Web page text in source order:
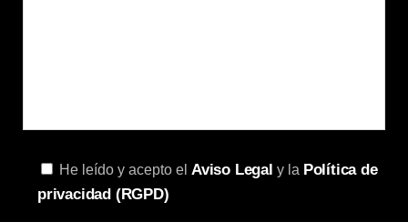
He leído y acepto el Aviso Legal y la Política de
privacidad (RGPD)